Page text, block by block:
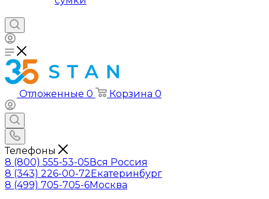
Отложенные 0 Корзина 0
Телефоны
8 (800) 555-53-05Вся Россия
8 (343) 226-00-72Екатеринбург
8 (499) 705-705-6Москва